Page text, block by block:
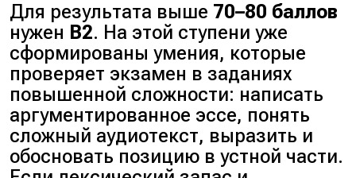
Для результата выше 70–80 баллов
нужен B2. На этой ступени уже
сформированы умения, которые
проверяет экзамен в заданиях
повышенной сложности: написать
аргументированное эссе, понять
сложный аудиотекст, выразить и
обосновать позицию в устной части.